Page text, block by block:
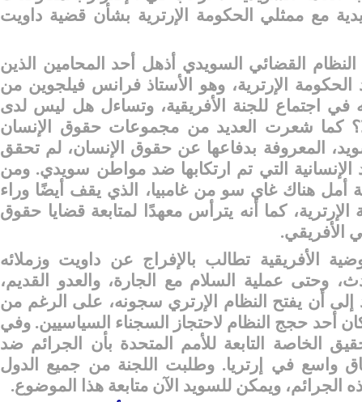
مع ممثلي الحكومة الإرترية بشأن قضية داويت
القضائي السويدي أذهل أحد المحامين الذين
الإرترية، وهو الأستاذ فرانس فيلجوين من
في اجتماع للجنة الأفريقية، وتساءل هل ليس لدى
كما شعرت العديد من مجموعات حقوق الإنسان
المعروفة بدفاعها عن حقوق الإنسان، لم تحقق
الإنسانية التي تم ارتكابها ضد مواطن سويدي. ومن
أمل هناك غاي سو من غامبيا، الذي يقف أيضًا وراء
كما أنه يترأس معهدًا لمتابعة قضايا حقوق
الأفريقي.
الأفريقية تطالب بالإفراج عن داويت وزملائه
وحتى عملية السلام مع الجارة، والعدو القديم،
عام 2018، لم تؤد إلى أن يفتح النظام الإرتري سجونه، على الرغم من
كان أحد حجج النظام لاحتجاز السجناء السياسيين. وفي
التحقيق الخاصة التابعة للأمم المتحدة بأن الجرائم ضد
واسع في إرتريا. وطلبت اللجنة من جميع الدول
الجرائم، ويمكن للسويد الآن متابعة هذا الموضوع.